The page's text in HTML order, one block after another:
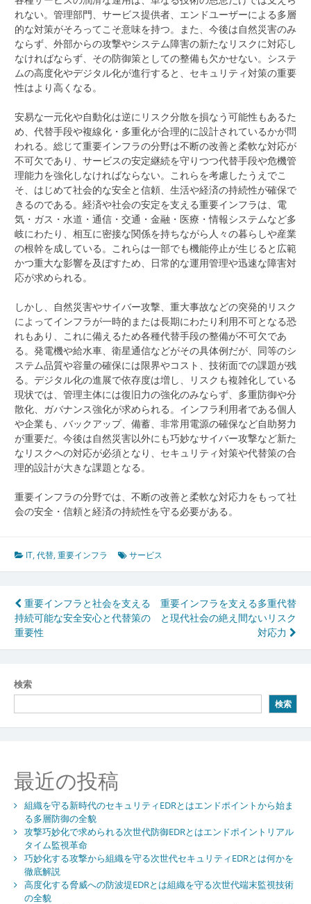
れない。管理部門、サービス提供者、エンドユーザーによる多層
的な対策がそろってこそ意味を持つ。また、今後は自然災害のみ
ならず、外部からの攻撃やシステム障害の新たなリスクに対応し
なければならず、その防御策としての整備も欠かせない。システ
ムの高度化やデジタル化が進行すると、セキュリティ対策の重要
性はより高くなる。
安易な一元化や自動化は逆にリスク分散を損なう可能性もあるた
め、代替手段や複線化・多重化が合理的に設計されているかが問
われる。総じて重要インフラの分野は不断の改善と柔軟な対応が
不可欠であり、サービスの安定継続を守りつつ代替手段や危機管
理能力を強化しなければならない。これらを考慮したうえでこ
そ、はじめて社会的な安全と信頼、生活や経済の持続性が確保で
きるのである。経済や社会の安定を支える重要インフラは、電
気・ガス・水道・通信・交通・金融・医療・情報システムなど多
岐にわたり、相互に密接な関係を持ちながら人々の暮らしや産業
の根幹を成している。これらは一部でも機能停止が生じると広範
かつ重大な影響を及ぼすため、日常的な運用管理や迅速な障害対
応が求められる。
しかし、自然災害やサイバー攻撃、重大事故などの突発的リスク
によってインフラが一時的または長期にわたり利用不可となる恐
れもあり、これに備えるため各種代替手段の整備が不可欠であ
る。発電機や給水車、衛星通信などがその具体例だが、同等のシ
ステム品質や容量の確保には限界やコスト、技術面での課題が残
る。デジタル化の進展で依存度は増し、リスクも複雑化している
現状では、管理主体には復旧力の強化のみならず、多重防御や分
散化、ガバナンス強化が求められる。インフラ利用者である個人
や企業も、バックアップ、備蓄、非常用電源の確保など自助努力
が重要だ。今後は自然災害以外にも巧妙なサイバー攻撃など新た
なリスクへの対応が必須となり、セキュリティ対策や代替策の合
理的設計が大きな課題となる。
重要インフラの分野では、不断の改善と柔軟な対応力をもって社
会の安全・信頼と経済の持続性を守る必要がある。
IT,代替,重要インフラ サービス
投
稿
ナ
ビ
ゲ
ー
ョ
ン
重要インフラと社会を支える
持続可能な安全安心と代替策の
重要性
重要インフラを支える多重代替
と現代社会の絶え間ないリスク
対応力
検索
検索
最近の投稿
組織を守る新時代のセキュリティEDRとはエンドポイントから始ま
る多層防御の全貌
攻撃巧妙化で求められる次世代防御EDRとはエンドポイントリアル
タイム監視革命
巧妙化する攻撃から組織を守る次世代セキュリティEDRとは何かを
徹底解説
高度化する脅威への防波堤EDRとは組織を守る次世代端末監視技術
の全貌